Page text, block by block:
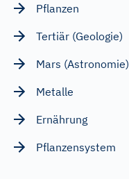
Pflanzen
Tertiär (Geologie)
Mars (Astronomie)
Metalle
Ernährung
Pflanzensystem